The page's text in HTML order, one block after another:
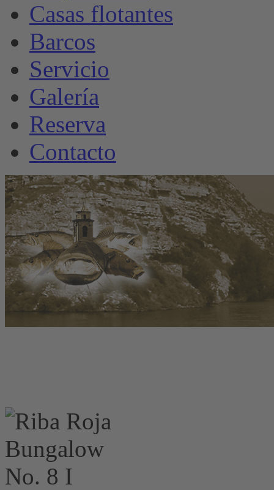
Casas flotantes
Barcos
Servicio
Galería
Reserva
Contacto